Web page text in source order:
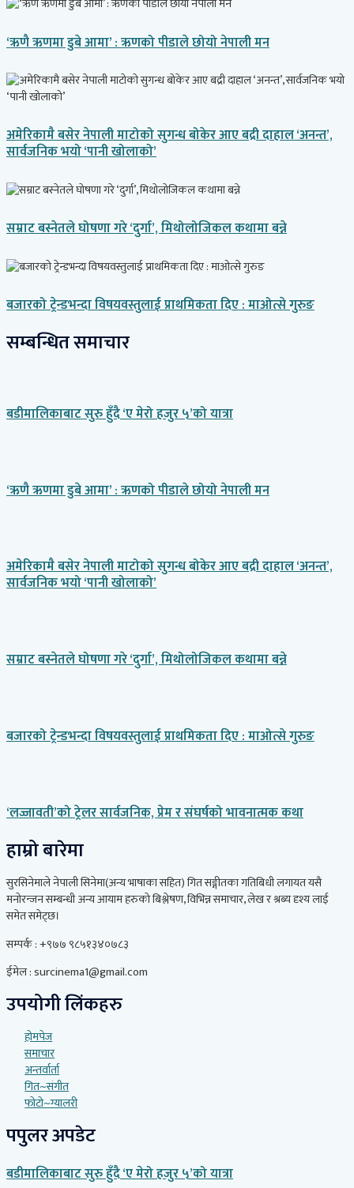
‘ऋणै ऋणमा डुबे आमा’ : ऋणको पीडाले छोयो नेपाली मन
अमेरिकामै बसेर नेपाली माटोको सुगन्ध बोकेर आए बद्री दाहाल ‘अनन्त’,
सार्वजनिक भयो ‘पानी खोलाको’
सम्राट बस्नेतले घोषणा गरे ‘दुर्गा’, मिथोलोजिकल कथामा बन्ने
बजारको ट्रेन्डभन्दा विषयवस्तुलाई प्राथमिकता दिए : माओत्से गुरुङ
सम्बन्धित समाचार
बडीमालिकाबाट सुरु हुँदै ‘ए मेरो हजुर ५’को यात्रा
‘ऋणै ऋणमा डुबे आमा’ : ऋणको पीडाले छोयो नेपाली मन
अमेरिकामै बसेर नेपाली माटोको सुगन्ध बोकेर आए बद्री दाहाल ‘अनन्त’,
सार्वजनिक भयो ‘पानी खोलाको’
सम्राट बस्नेतले घोषणा गरे ‘दुर्गा’, मिथोलोजिकल कथामा बन्ने
बजारको ट्रेन्डभन्दा विषयवस्तुलाई प्राथमिकता दिए : माओत्से गुरुङ
‘लज्जावती’को ट्रेलर सार्वजनिक, प्रेम र संघर्षको भावनात्मक कथा
हाम्रो बारेमा
सुरसिनेमाले नेपाली सिनेमा(अन्य भाषाका सहित) गित सङ्गीतका गतिबिधी लगायत यसै
मनोरन्जन सम्बन्धी अन्य आयाम हरुको बिश्लेषण, विभिन्न समाचार, लेख र श्रब्य दृश्य लाई
समेत समेट्छ।
सम्पर्क : +९७७ ९८५१३४०७८३
ईमेल : surcinema1@gmail.com
उपयोगी लिंकहरु
होमपेज
समाचार
अन्तर्वार्ता
गित~संगीत
फोटो~ग्यालरी
पपुलर अपडेट
बडीमालिकाबाट सुरु हुँदै ‘ए मेरो हजुर ५’को यात्रा